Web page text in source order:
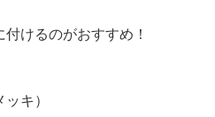
けるのがおすすめ！
キ）